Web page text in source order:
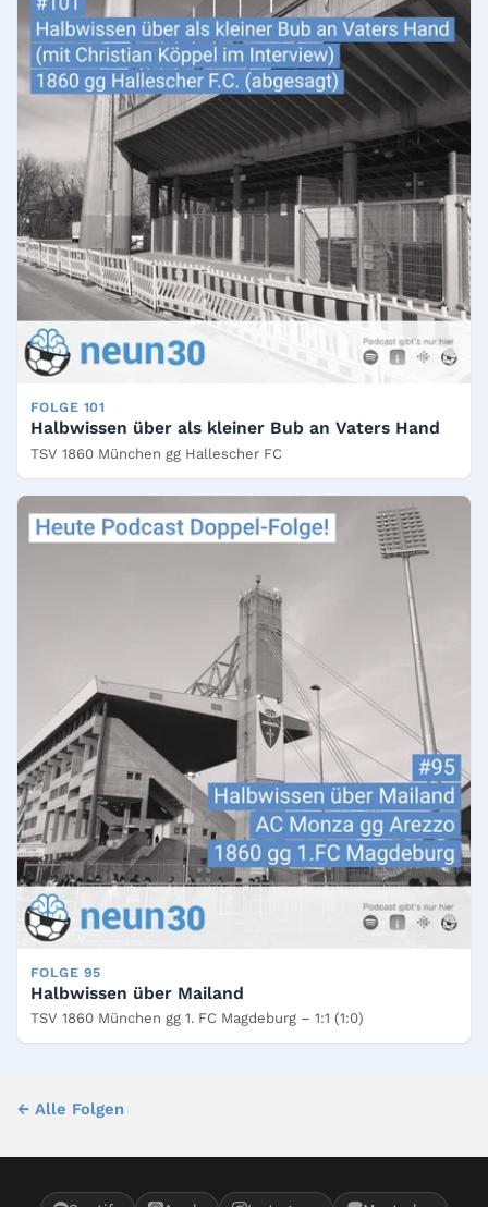
FOLGE 101
Halbwissen über als kleiner Bub an Vaters Hand
TSV 1860 München gg Hallescher FC
FOLGE 95
Halbwissen über Mailand
TSV 1860 München gg 1. FC Magdeburg – 1:1 (1:0)
← Alle Folgen